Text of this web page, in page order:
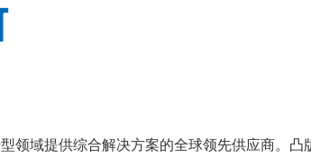
领域提供综合解决方案的全球领先供应商。凸